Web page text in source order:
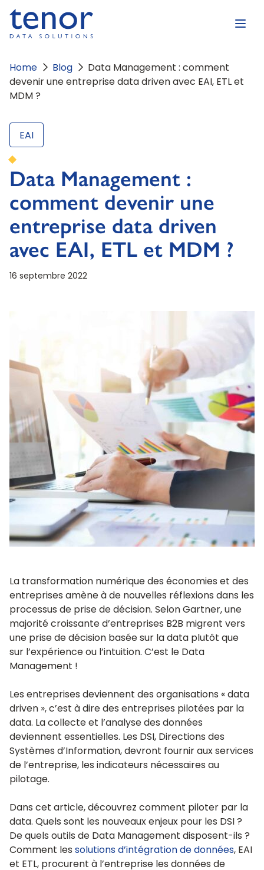
Home Blog
Data Management : comment
devenir une entreprise data driven avec EAI, ETL et
MDM ?
EAI
Data Management :
comment devenir une
entreprise data driven
avec EAI, ETL et MDM ?
16 septembre 2022
La transformation numérique des économies et des
entreprises amène à de nouvelles réflexions dans les
processus de prise de décision. Selon Gartner, une
majorité croissante d’entreprises B2B migrent vers
une prise de décision basée sur la data plutôt que
sur l’expérience ou l’intuition. C’est le Data
Management !
Les entreprises deviennent des organisations « data
driven », c’est à dire des entreprises pilotées par la
data. La collecte et l’analyse des données
deviennent essentielles. Les DSI, Directions des
Systèmes d’Information, devront fournir aux services
de l’entreprise, les indicateurs nécessaires au
pilotage.
Dans cet article, découvrez comment piloter par la
data. Quels sont les nouveaux enjeux pour les DSI ?
De quels outils de Data Management disposent-ils ?
Comment les solutions d’intégration de données, EAI
et ETL, procurent à l’entreprise les données de